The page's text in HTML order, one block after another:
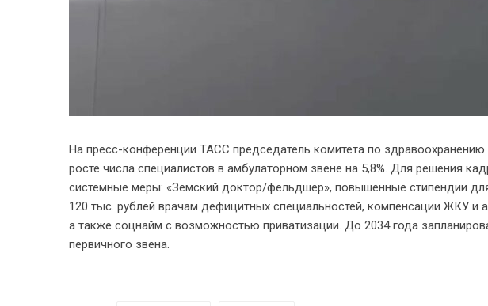
На пресс-конференции ТАСС председатель комитета по
росте числа специалистов в амбулаторном звене на 5,8%. Для решения
системные меры: «Земский доктор/фельдшер», повышенные стипендии
120 тыс. рублей врачам дефицитных специальностей, компенсации ЖКУ и
а также соцнайм с возможностью приватизации. До 2034 года
первичного звена.